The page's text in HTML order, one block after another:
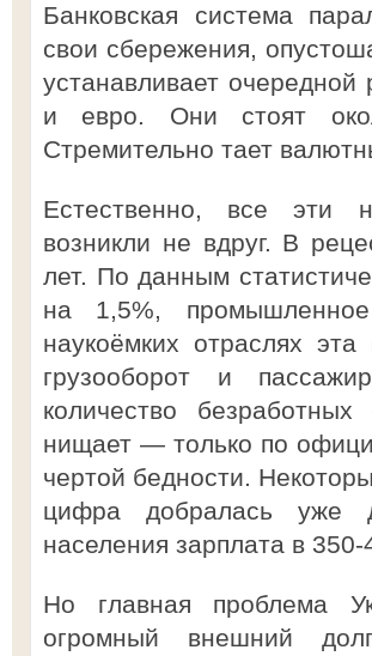
Банковская система
свои сбережения,
устанавливает
и евро. Они стоят
Стремительно тает
Естественно, все эти
возникли не вдруг. В
лет. По данным
на 1,5%,
наукоёмких отраслях
грузооборот и
количество
нищает — только по
чертой бедности.
цифра добралась уже
населения зарплата в
Но главная проблема
огромный внешний